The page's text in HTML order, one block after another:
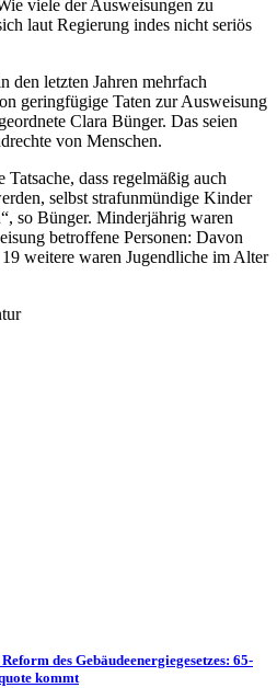
viele der Ausweisungen zu
laut Regierung indes nicht seriös
den letzten Jahren mehrfach
geringfügige Taten zur Ausweisung
Clara Bünger. Das seien
von Menschen.
Tatsache, dass regelmäßig auch
selbst strafunmündige Kinder
so Bünger. Minderjährig waren
betroffene Personen: Davon
weitere waren Jugendliche im Alter
des Gebäudeenergiegesetzes: 65-
kommt